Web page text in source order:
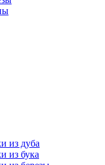
из дуба
из бука